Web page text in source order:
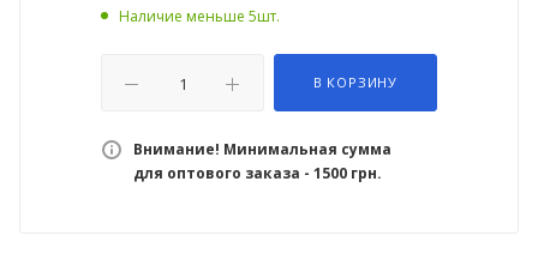
Наличие меньше 5шт.
В КОРЗИНУ
Внимание! Минимальная сумма
для оптового заказа - 1500 грн.